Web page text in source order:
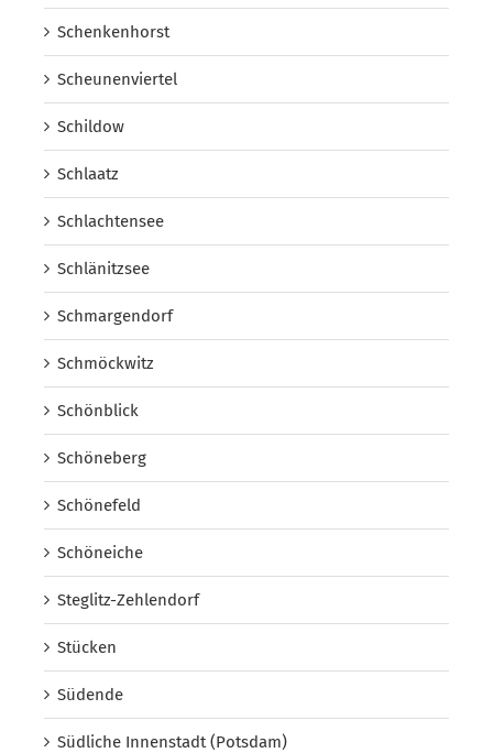
Schenkenhorst
Scheunenviertel
Schildow
Schlaatz
Schlachtensee
Schlänitzsee
Schmargendorf
Schmöckwitz
Schönblick
Schöneberg
Schönefeld
Schöneiche
Steglitz-Zehlendorf
Stücken
Südende
Südliche Innenstadt (Potsdam)